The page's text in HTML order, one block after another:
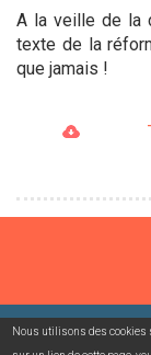
A la veille de la
texte de la
que jamais !
©2026
Nous utilisons des cookies